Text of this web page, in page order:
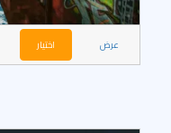
عرض اختيار